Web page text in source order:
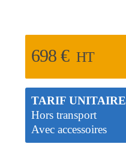
698€ HT
TARIF UNITAIRE
Hors transport
Avec accessoires